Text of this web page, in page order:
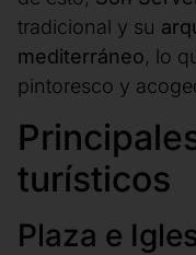
tradicional y su
mediterráneo, lo
pintoresco y
turísticos
Plaza e